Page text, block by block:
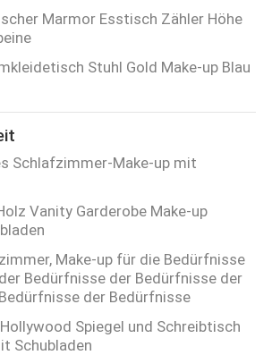
Marmor Esstisch Zähler Höhe
Stuhl Gold Make-up Blau
Schlafzimmer-Make-up mit
Vanity Garderobe Make-up
Make-up für die Bedürfnisse
Bedürfnisse der Bedürfnisse der
der Bedürfnisse
Spiegel und Schreibtisch
Schubladen